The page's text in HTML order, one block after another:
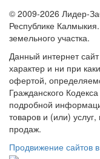
© 2009-2026 Лидер-
Республике
земельного участка.
Данный интернет
характер и ни при
офертой,
Гражданского
подробной
товаров и (или)
продаж.
Продвижение сайтов в